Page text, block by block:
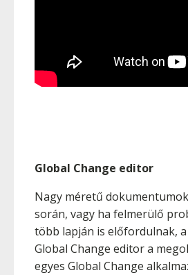
Global Change editor
Nagy méretű
során, vagy ha felmerülő
több lapján is előfordulnak,
Global Change editor a
egyes Global Change